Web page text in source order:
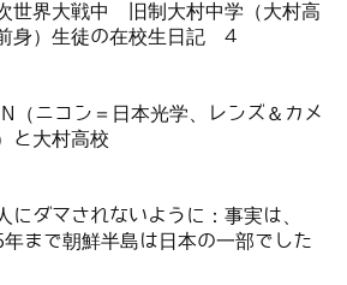
世界大戦中 旧制大村中学（大村高
身）生徒の在校生日記 4
（ニコン＝日本光学、レンズ＆カメ
と大村高校
にダマされないように：事実は、
まで朝鮮半島は日本の一部でした